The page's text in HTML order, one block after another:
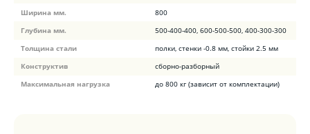
Ширина мм.
800
Глубина мм.
500-400-400, 600-500-500, 400-300-300
Толщина стали
полки, стенки -0.8 мм, стойки 2.5 мм
Конструктив
сборно-разборный
Максимальная нагрузка
до 800 кг (зависит от комплектации)